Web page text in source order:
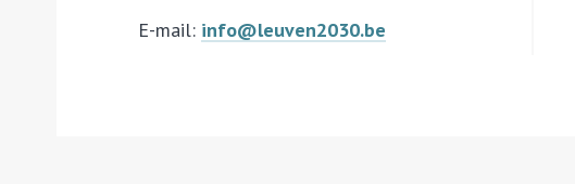
E-mail: info@leuven2030.be